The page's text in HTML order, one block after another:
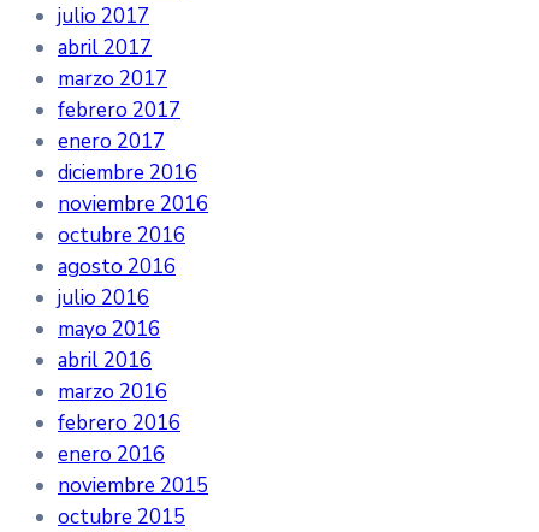
julio 2017
abril 2017
marzo 2017
febrero 2017
enero 2017
diciembre 2016
noviembre 2016
octubre 2016
agosto 2016
julio 2016
mayo 2016
abril 2016
marzo 2016
febrero 2016
enero 2016
noviembre 2015
octubre 2015